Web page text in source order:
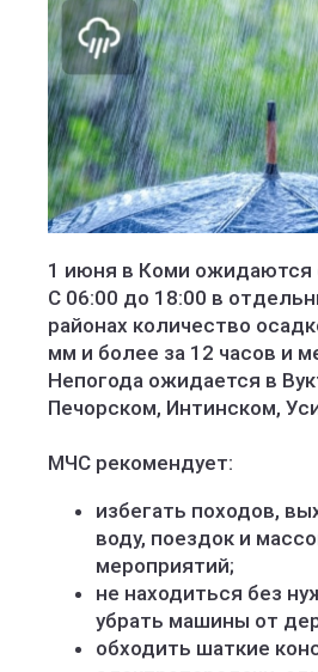
1 июня в Коми
С 06:00 до 18:00 в
районах количество
мм и более за 12 часов и
Непогода ожидается в
Печорском, Интинском,
МЧС рекомендует:
избегать походов,
воду, поездок и
мероприятий;
не находиться без
убрать машины от
обходить шаткие